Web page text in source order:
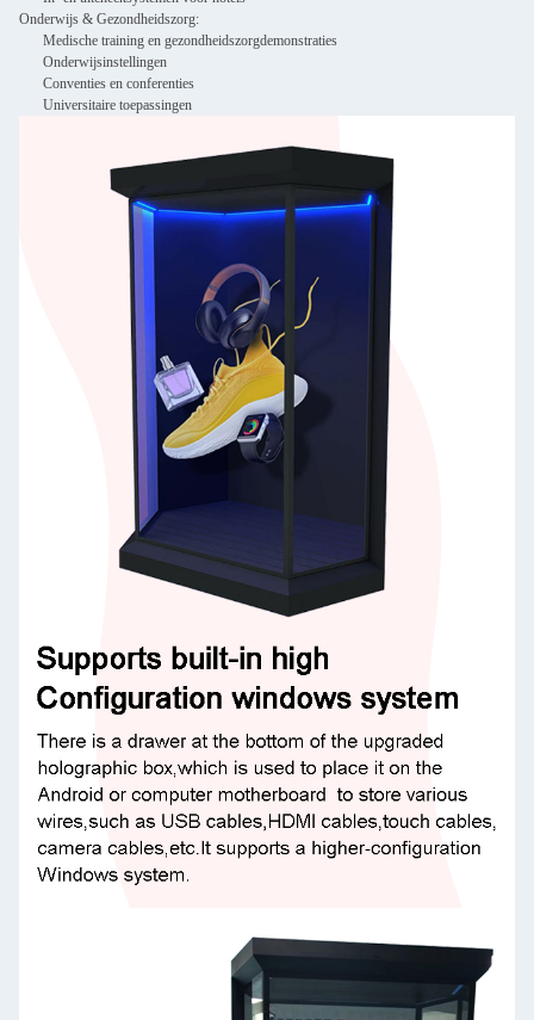
Onderwijs & Gezondheidszorg:
Medische training en gezondheidszorgdemonstraties
Onderwijsinstellingen
Conventies en conferenties
Universitaire toepassingen